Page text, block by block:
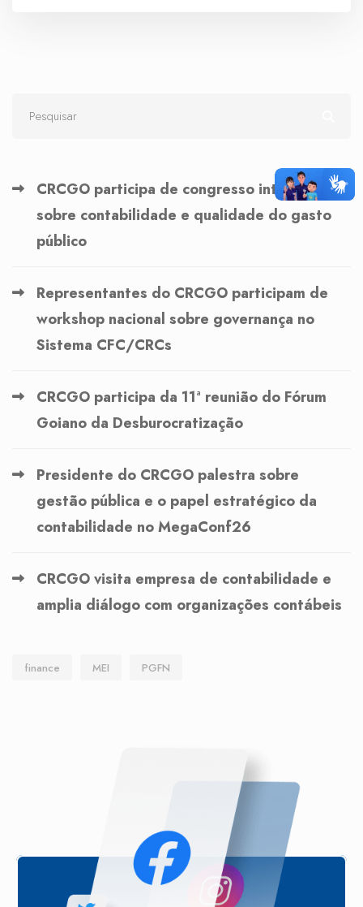
CRCGO participa de congresso internacional
sobre contabilidade e qualidade do gasto
público
Representantes do CRCGO participam de
workshop nacional sobre governança no
Sistema CFC/CRCs
CRCGO participa da 11ª reunião do Fórum
Goiano da Desburocratização
Presidente do CRCGO palestra sobre
gestão pública e o papel estratégico da
contabilidade no MegaConf26
CRCGO visita empresa de contabilidade e
amplia diálogo com organizações contábeis
finance MEI PGFN